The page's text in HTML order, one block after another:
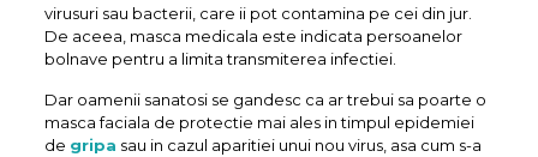
virusuri sau bacterii, care ii pot contamina pe cei din jur.
De aceea, masca medicala este indicata persoanelor
bolnave pentru a limita transmiterea infectiei.
Dar oamenii sanatosi se gandesc ca ar trebui sa poarte o
masca faciala de protectie mai ales in timpul epidemiei
de gripa sau in cazul aparitiei unui nou virus, asa cum s-a